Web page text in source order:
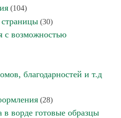
(104)
(30)
с возможностью
благодарностей и т.д
(28)
ворде готовые образцы